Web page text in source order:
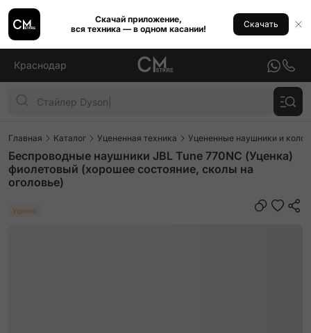
Скачай приложение,
вся техника — в одном касании!
Скачать
Краснодар
Главная Каталог Уцененная техника Уцененные наушники и
Беспроводные наушники JBL Tune 770NC (Уценка)
фиолетовый (хорошее состояние, сколы на
оголовье)
Уценка